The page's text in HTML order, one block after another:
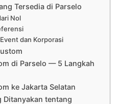
Tersedia di Parselo
Nol
dan Korporasi
di Parselo — 5 Langkah
ke Jakarta Selatan
Ditanyakan tentang